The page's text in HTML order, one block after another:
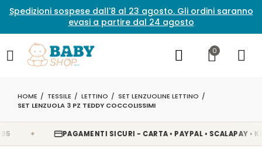
Spedizioni sospese dall'8 al 23 agosto. Gli ordini saranno
evasi a partire dal 24 agosto
0
HOME TESSILE LETTINO
SET LENZUOLINE LETTINO
SET LENZUOLA 3 PZ TEDDY COCCOLISSIMI
✦ PAGAMENTI SICURI - CARTA • PAYPAL • SCALAPAY • KLARNA